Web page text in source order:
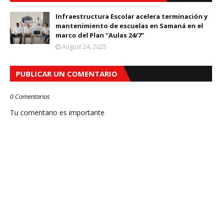
Infraestructura Escolar acelera terminación y
mantenimiento de escuelas en Samaná en el
marco del Plan “Aulas 24/7”
August 24, 2025
PUBLICAR UN COMENTARIO
0 Comentarios
Tu comentario es importante